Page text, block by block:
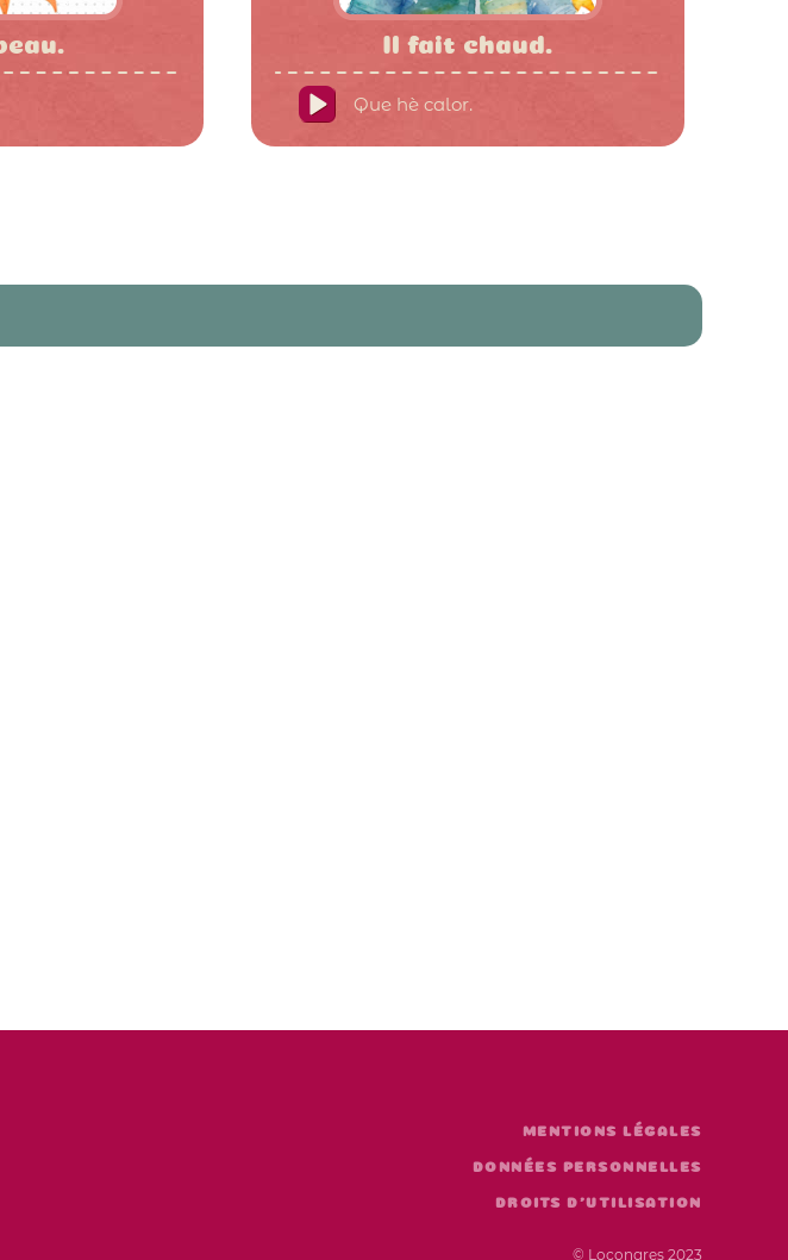
Il fait chaud.
Que hè calor.
MENTIONS LÉGALES
DONNÉES PERSONNELLES
DROITS D'UTILISATION
© Locongres 2023